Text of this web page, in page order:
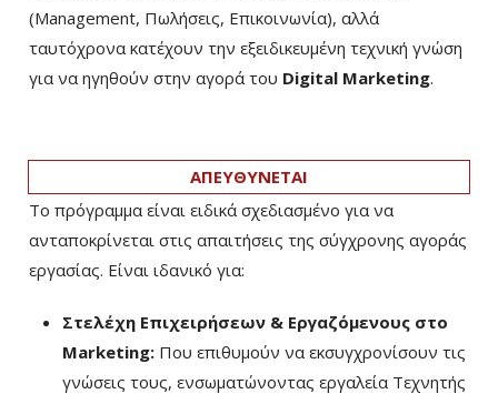
(Management, Πωλήσεις, Επικοινωνία), αλλά
ταυτόχρονα κατέχουν την εξειδικευμένη τεχνική γνώση
για να ηγηθούν στην αγορά του Digital Marketing.
ΑΠΕΥΘΥΝΕΤΑΙ
Το πρόγραμμα είναι ειδικά σχεδιασμένο για να
ανταποκρίνεται στις απαιτήσεις της σύγχρονης αγοράς
εργασίας. Είναι ιδανικό για:
Στελέχη Επιχειρήσεων & Εργαζόμενους στο
Marketing: Που επιθυμούν να εκσυγχρονίσουν τις
γνώσεις τους, ενσωματώνοντας εργαλεία Τεχνητής